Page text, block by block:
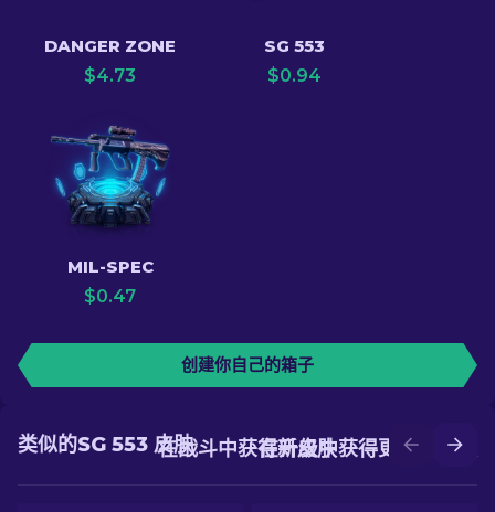
DANGER ZONE
$4.73
SG 553
$0.94
MIL-SPEC
$0.47
创建你自己的箱子
在升级中获得更好的皮肤
在战斗中获得新皮肤
类似的SG 553 皮肤